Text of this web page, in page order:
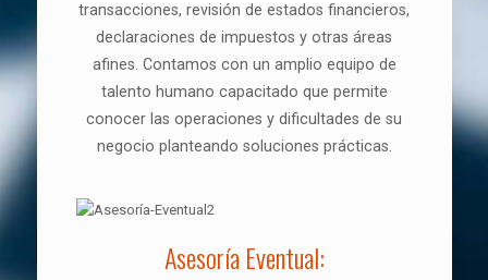
transacciones, revisión de estados financieros,
declaraciones de impuestos y otras áreas
afines. Contamos con un amplio equipo de
talento humano capacitado que permite
conocer las operaciones y dificultades de su
negocio planteando soluciones prácticas.
Asesoría Eventual: